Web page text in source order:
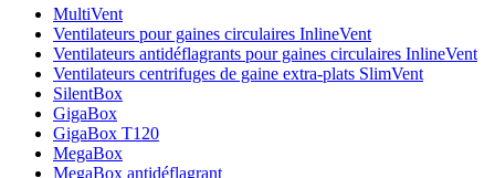
MultiVent
Ventilateurs pour gaines circulaires InlineVent
Ventilateurs antidéflagrants pour gaines circulaires InlineVent
Ventilateurs centrifuges de gaine extra-plats SlimVent
SilentBox
GigaBox
GigaBox T120
MegaBox
MegaBox antidéflagrant